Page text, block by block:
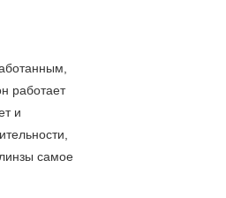
работает
и
самое